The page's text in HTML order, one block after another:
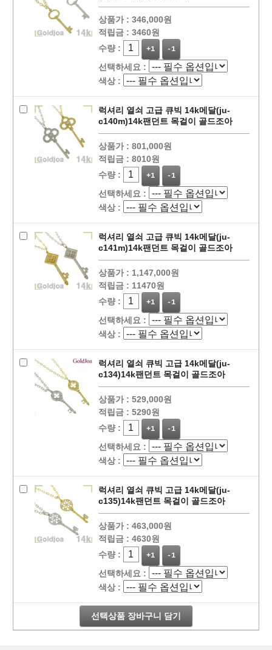
상품가 : 346,000원
적립금 : 3460원
수량 :
+1 -1
선택하세요 :
색상 :
럭셔리 열쇠 고급 큐빅 14k메달(ju-
c140m)14k팬던트 목걸이 골드조아
상품가 : 801,000원
적립금 : 8010원
수량 :
+1 -1
선택하세요 :
색상 :
럭셔리 열쇠 고급 큐빅 14k메달(ju-
c141m)14k팬던트 목걸이 골드조아
상품가 : 1,147,000원
적립금 : 11470원
수량 :
+1 -1
선택하세요 :
색상 :
럭셔리 열쇠 큐빅 고급 14k메달(ju-
c134)14k팬던트 목걸이 골드조아
상품가 : 529,000원
적립금 : 5290원
수량 :
+1 -1
선택하세요 :
색상 :
럭셔리 열쇠 큐빅 고급 14k메달(ju-
c135)14k팬던트 목걸이 골드조아
상품가 : 463,000원
적립금 : 4630원
수량 :
+1 -1
선택하세요 :
색상 :
선택상품 장바구니 담기